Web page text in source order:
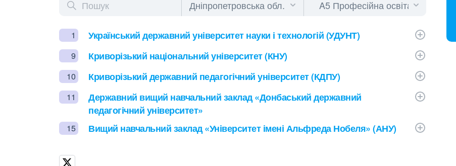
1 Український державний університет науки і технологій (УДУНТ)
9 Криворізький національний університет (КНУ)
10 Криворізький державний педагогічний університет (КДПУ)
11
Державний вищий навчальний заклад «Донбаський державний
педагогічний університет»
15 Вищий навчальний заклад «Університет імені Альфреда Нобеля» (АНУ)